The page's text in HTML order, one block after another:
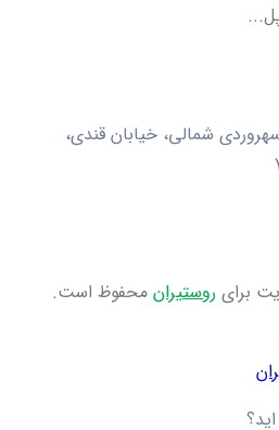
شمالی، خیابان قندی،
برای روستیران محفوظ است.